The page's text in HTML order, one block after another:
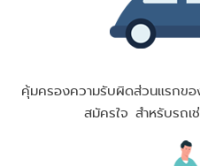
คุ้มครองความรับผิดส่วนแรกข
สมัครใจ สำหรับรถ